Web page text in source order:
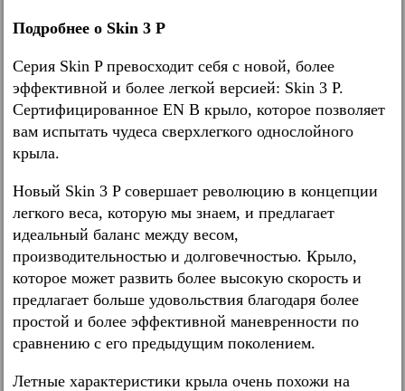
Подробнее о Skin 3 P
Серия Skin P превосходит себя с новой, более
эффективной и более легкой версией: Skin 3 P.
Сертифицированное EN B крыло, которое позволяет
вам испытать чудеса сверхлегкого однослойного
крыла.
Новый Skin 3 P совершает революцию в концепции
легкого веса, которую мы знаем, и предлагает
идеальный баланс между весом,
производительностью и долговечностью. Крыло,
которое может развить более высокую скорость и
предлагает больше удовольствия благодаря более
простой и более эффективной маневренности по
сравнению с его предыдущим поколением.
Летные характеристики крыла очень похожи на